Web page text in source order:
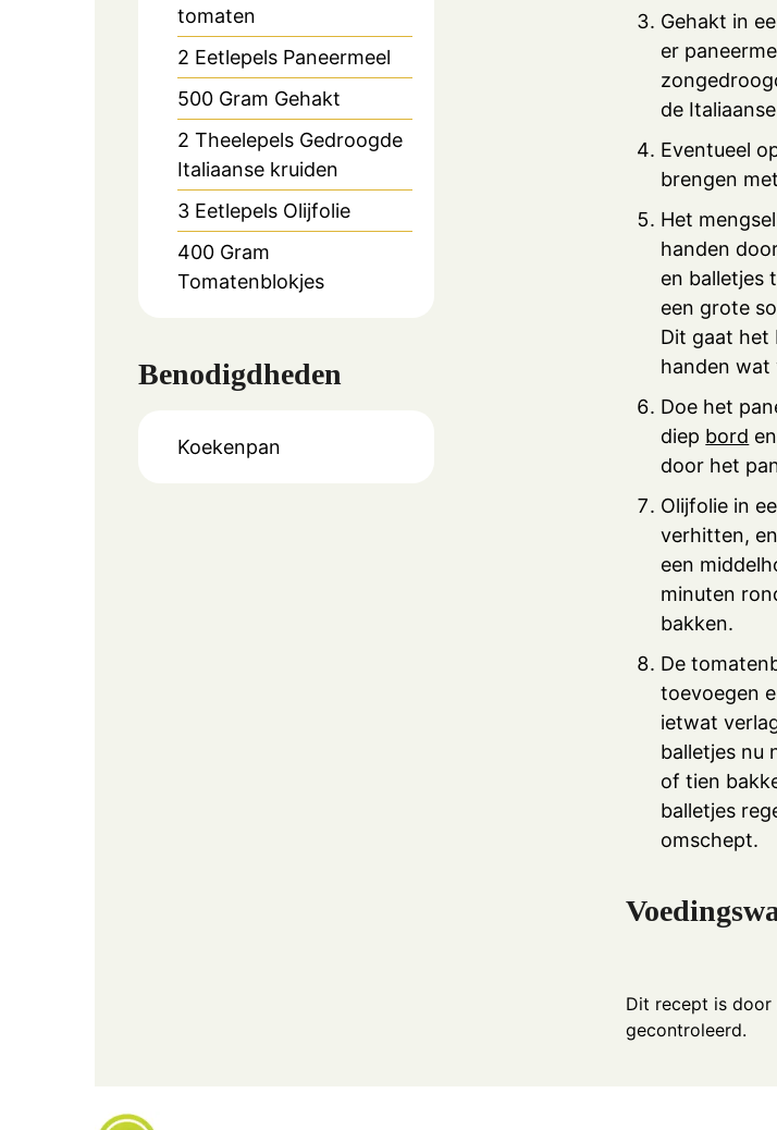
tomaten
2 Eetlepels Paneermeel
500 Gram Gehakt
2 Theelepels Gedroogde
Italiaanse kruiden
3 Eetlepels Olijfolie
400 Gram
Tomatenblokjes
Benodigdheden
Koekenpan
Gehakt in
er
de
Eventueel
brengen
Het
handen
en balletjes
een grote
Dit gaat het
handen wat
Doe het
diep bord
door het
Olijfolie in
verhitten,
een
minuten
bakken.
De
toevoegen
ietwat
balletjes nu
of tien
balletjes
omschept.
Dit recept is
gecontroleerd.